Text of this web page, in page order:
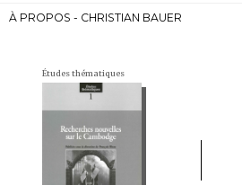
À PROPOS - CHRISTIAN BAUER
Études thématiques